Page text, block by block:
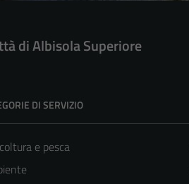
di Albisola Superiore
DI SERVIZIO
e pesca